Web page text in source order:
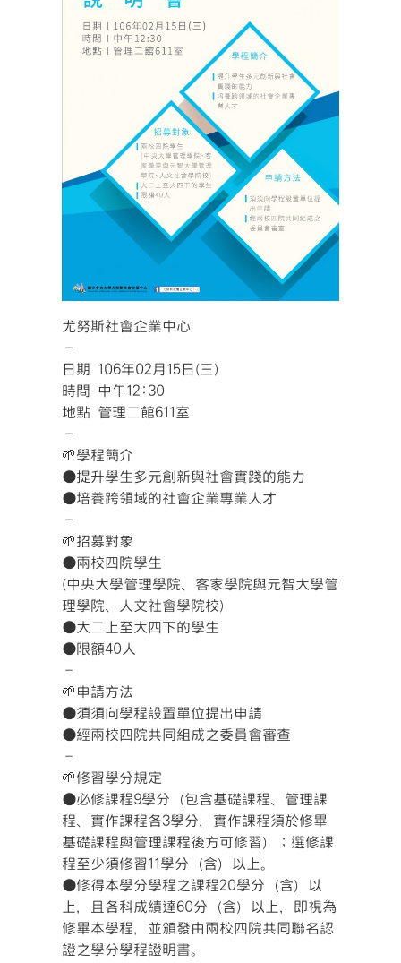
尤努斯社會企業中心
–
日期 106年02月15日(三)
時間 中午12:30
地點 管理二館611室
–
🌱學程簡介
●提升學生多元創新與社會實踐的能力
●培養跨領域的社會企業專業人才
–
🌱招募對象
●兩校四院學生
(中央大學管理學院、客家學院與元智大學管
理學院、人文社會學院校)
●大二上至大四下的學生
●限額40人
–
🌱申請方法
●須須向學程設置單位提出申請
●經兩校四院共同組成之委員會審查
–
🌱修習學分規定
●必修課程9學分（包含基礎課程、管理課
程、實作課程各3學分，實作課程須於修畢
基礎課程與管理課程後方可修習）；選修課
程至少須修習11學分（含）以上。
●修得本學分學程之課程20學分（含）以
上，且各科成績達60分（含）以上，即視為
修畢本學程，並頒發由兩校四院共同聯名認
證之學分學程證明書。